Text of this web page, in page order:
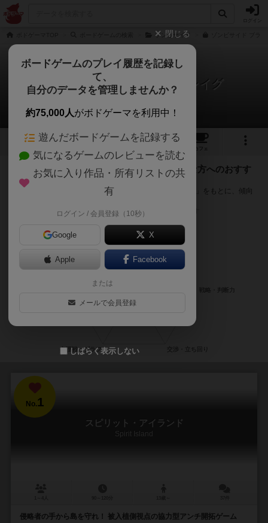
ゾンビサイド
ゾンビサイド：ブラックプレイグ
次のおすすめボードゲーム
9 8
カフェ
『ゾンビサイド：ブラックプレイグ』が好きな方へのおすす
このゲームのトップページで投票された「プレイ感の評価」をもとに、傾向
※リストには一定の投票数がある作品のみを表示しています
No.1
スピリット・アイランド
Spirit Island
侵略者の手から島を守れ！ 被入植側視点の協力型アンチ開拓ゲーム
閉じる
ボードゲームのプレイ履歴を記録し
て、
自分のデータを管理しませんか？
約75,000人がボドゲーマを利用中！
遊んだボードゲームを記録する
気になるゲームのレビューを読む
お気に入り作品・所有リストの共
有
ログイン / 会員登録（10秒）
Google X
Apple Facebook
または
メールで会員登録
しばらく表示しない